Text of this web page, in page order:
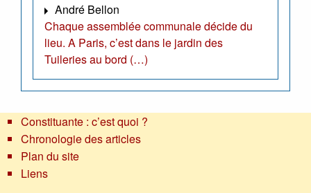
André Bellon
Chaque assemblée communale décide du
lieu. A Paris, c’est dans le jardin des
Tuileries au bord (…)
Constituante : c’est quoi ?
Chronologie des articles
Plan du site
Liens